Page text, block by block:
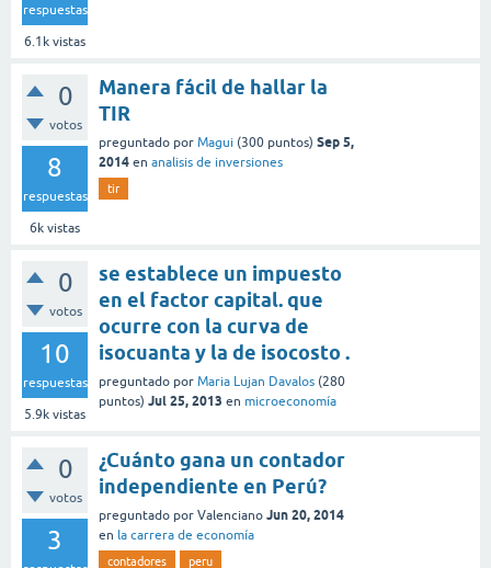
respuestas
6.1k vistas
0
votos
8
respuestas
6k vistas
Manera fácil de hallar la
TIR
preguntado por Magui (300 puntos) Sep 5,
2014 en analisis de inversiones
tir
0
votos
10
respuestas
5.9k vistas
se establece un impuesto
en el factor capital. que
ocurre con la curva de
isocuanta y la de isocosto .
preguntado por Maria Lujan Davalos (280
puntos) Jul 25, 2013 en microeconomía
0
votos
3
¿Cuánto gana un contador
independiente en Perú?
preguntado por Valenciano Jun 20, 2014
en la carrera de economía
contadores peru